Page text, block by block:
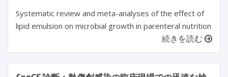
Systematic review and meta-analyses of the effect of
lipid emulsion on microbial growth in parenteral nutrition
続きを読む